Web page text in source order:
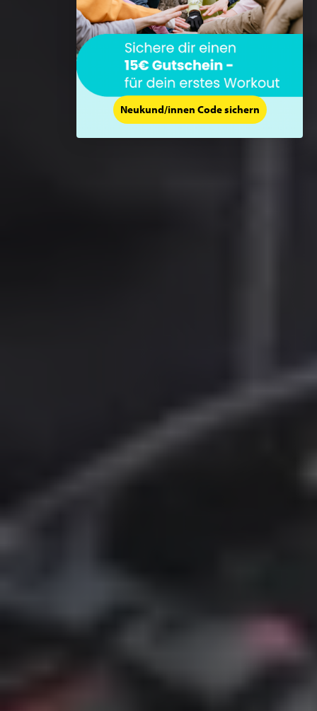
Neukund/innen Code sichern